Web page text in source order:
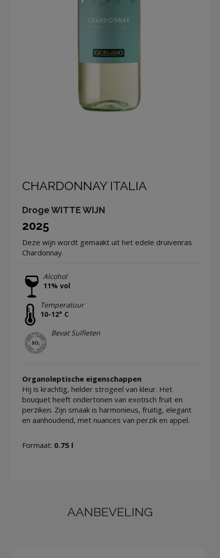
CHARDONNAY ITALIA
Droge WITTE WIJN
2025
Deze wijn wordt gemaakt uit het edele druivenras
Chardonnay.
Alcohol
11% vol
Temperatuur
10-12° C
Bevat Sulfieten
Organoleptische eigenschappen
Hij is krachtig, helder strogeel van kleur. Het
bouquet heeft ondertonen van exotisch fruit en
perziken. Zijn smaak is harmonieus, fruitig, elegant
en aanhoudend, met nuances van perzik en appel.
Formaat: 0.75 l
AANBEVELING